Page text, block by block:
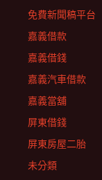
免費新聞稿平台
嘉義借款
嘉義借錢
嘉義汽車借款
嘉義當舖
屏東借錢
屏東房屋二胎
未分類